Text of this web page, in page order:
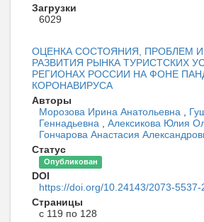
Загрузки
6029
ОЦЕНКА СОСТОЯНИЯ, ПРОБЛЕМ
РАЗВИТИЯ РЫНКА ТУРИСТСКИХ
РЕГИОНАХ РОССИИ НА ФОНЕ
КОРОНАВИРУСА
Авторы
Морозова Ирина Анатольевна ,
Геннадьевна , Алексикова Юлия
Гончарова Анастасия
Статус
Опубликован
DOI
https://doi.org/10.24143/2073-
Страницы
с 119 по 128